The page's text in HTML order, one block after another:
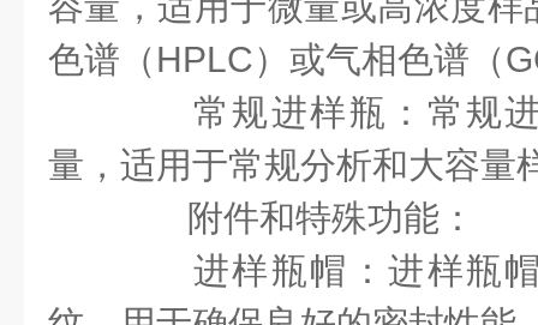
色谱（HPLC）或气相色谱（
常规进样瓶：常规进
量，适用于常规分析和大容量
附件和特殊功能：
进样瓶帽：进样瓶帽